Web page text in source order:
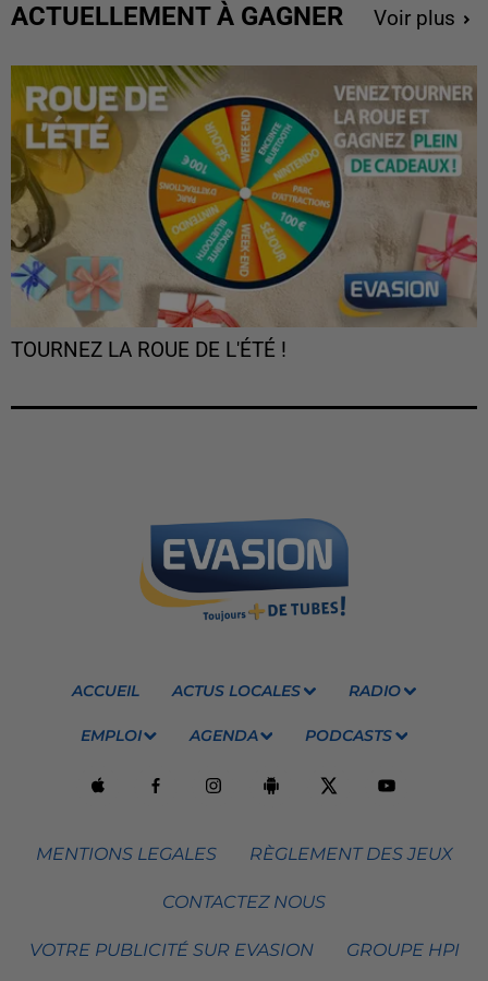
ACTUELLEMENT À GAGNER Voir plus
TOURNEZ LA ROUE DE L'ÉTÉ !
ACCUEIL ACTUS LOCALES RADIO
EMPLOI AGENDA PODCASTS
MENTIONS LEGALES RÈGLEMENT DES JEUX
CONTACTEZ NOUS
VOTRE PUBLICITÉ SUR EVASION GROUPE HPI